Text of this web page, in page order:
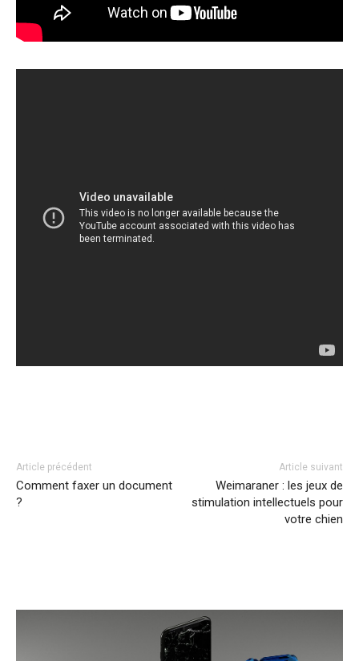
Article précédent
Comment faxer un document
?
Article suivant
Weimaraner : les jeux de
stimulation intellectuels pour
votre chien